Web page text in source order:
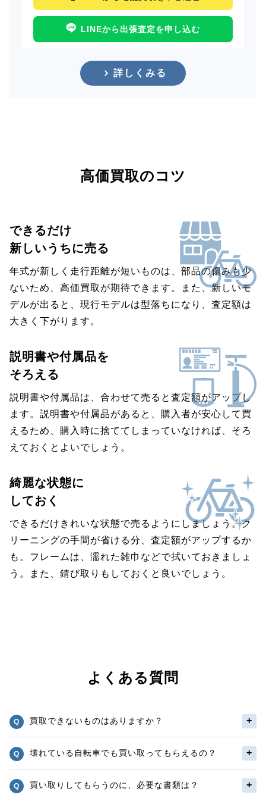
LINEから出張査定を申し込む
詳しくみる
高価買取のコツ
できるだけ
新しいうちに売る
年式が新しく走行距離が短いものは、部品の傷みも少
ないため、高価買取が期待できます。また、新しいモ
デルが出ると、現行モデルは型落ちになり、査定額は
大きく下がります。
説明書や付属品を
そろえる
説明書や付属品は、合わせて売ると査定額がアップし
ます。説明書や付属品があると、購入者が安心して買
えるため、購入時に捨ててしまっていなければ、そろ
えておくとよいでしょう。
綺麗な状態に
しておく
できるだけきれいな状態で売るようにしましょう。ク
リーニングの手間が省ける分、査定額がアップするか
も。フレームは、濡れた雑巾などで拭いておきましょ
う。また、錆び取りもしておくと良いでしょう。
よくある質問
買取できないものはありますか？
壊れている自転車でも買い取ってもらえるの？
買い取りしてもらうのに、必要な書類は？